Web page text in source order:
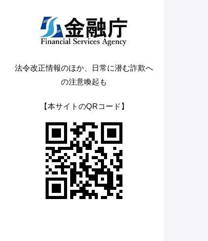
法令改正情報のほか、日常に潜む詐欺へ
の注意喚起も
【本サイトのQRコード】